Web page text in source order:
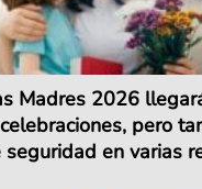
Madres 2026
pero
seguridad en varias